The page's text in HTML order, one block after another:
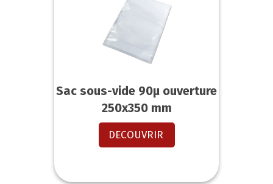
Sac sous-vide 90µ ouverture
250x350 mm
DECOUVRIR